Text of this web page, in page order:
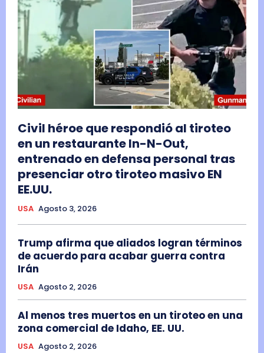
Civil héroe que respondió al tiroteo
en un restaurante In-N-Out,
entrenado en defensa personal tras
presenciar otro tiroteo masivo EN
EE.UU.
USA Agosto 3, 2026
Trump afirma que aliados logran términos
de acuerdo para acabar guerra contra
Irán
USA Agosto 2, 2026
Al menos tres muertos en un tiroteo en una
zona comercial de Idaho, EE. UU.
USA Agosto 2, 2026